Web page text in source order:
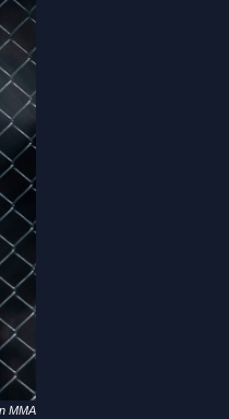
MMA